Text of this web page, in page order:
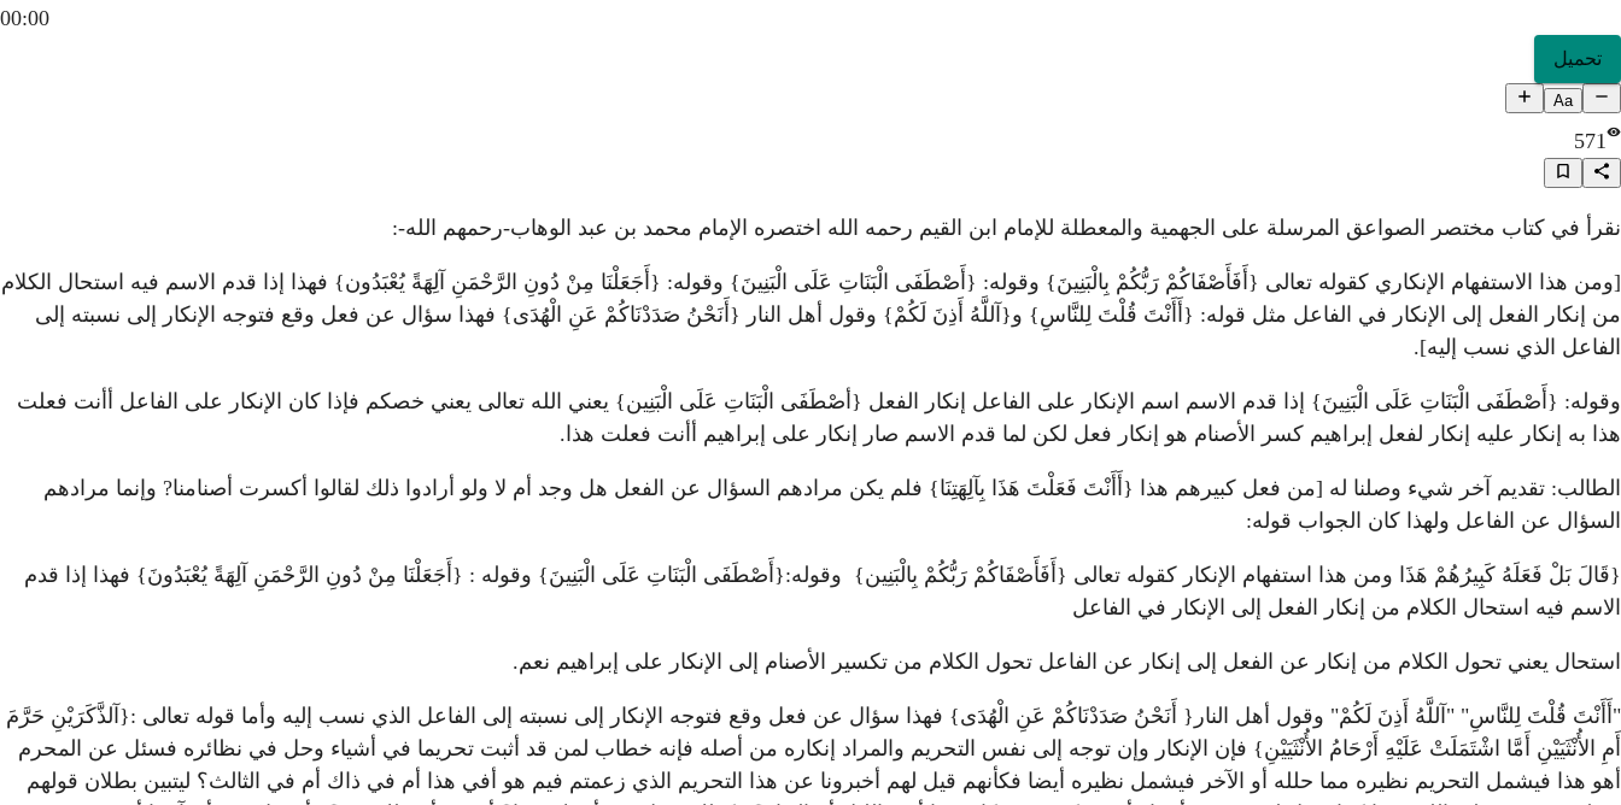
00:00
تحميل
Aa
571
نقرأ في كتاب مختصر الصواعق المرسلة على الجهمية والمعطلة للإمام ابن القيم رحمه الله اختصره الإمام محمد بن عبد الوهاب-رحمهم الله-:
[ومن هذا الاستفهام الإنكاري كقوله تعالى {أَفَأَصْفَاكُمْ رَبُّكُمْ بِالْبَنِينَ} وقوله: {أَصْطَفَى الْبَنَاتِ عَلَى الْبَنِينَ} وقوله: {أَجَعَلْنَا مِنْ دُونِ الرَّحْمَنِ آلِهَةً يُعْبَدُون} فهذا إذا قدم الاسم فيه استحال الكلام
من إنكار الفعل إلى الإنكار في الفاعل مثل قوله: {أَأَنْتَ قُلْتَ لِلنَّاسِ} و{آللَّهُ أَذِنَ لَكُمْ} وقول أهل النار {أَنَحْنُ صَدَدْنَاكُمْ عَنِ الْهُدَى} فهذا سؤال عن فعل وقع فتوجه الإنكار إلى نسبته إلى
الفاعل الذي نسب إليه].
وقوله: {أَصْطَفَى الْبَنَاتِ عَلَى الْبَنِينَ} إذا قدم الاسم اسم الإنكار على الفاعل إنكار الفعل {أصْطَفَى الْبَنَاتِ عَلَى الْبَنِين} يعني الله تعالى يعني خصكم فإذا كان الإنكار على الفاعل أأنت فعلت
هذا به إنكار عليه إنكار لفعل إبراهيم كسر الأصنام هو إنكار فعل لكن لما قدم الاسم صار إنكار على إبراهيم أأنت فعلت هذا.
الطالب: تقديم آخر شيء وصلنا له [من فعل كبيرهم هذا {أَأَنْتَ فَعَلْتَ هَذَا بِآلِهَتِنَا} فلم يكن مرادهم السؤال عن الفعل هل وجد أم لا ولو أرادوا ذلك لقالوا أكسرت أصنامنا? وإنما مرادهم
السؤال عن الفاعل ولهذا كان الجواب قوله:
{قَالَ بَلْ فَعَلَهُ كَبِيرُهُمْ هَذَا ومن هذا استفهام الإنكار كقوله تعالى {أَفَأَصْفَاكُمْ رَبُّكُمْ بِالْبَنِين} وقوله:{أَصْطَفَى الْبَنَاتِ عَلَى الْبَنِينَ} وقوله : {أَجَعَلْنَا مِنْ دُونِ الرَّحْمَنِ آلِهَةً يُعْبَدُونَ} فهذا إذا قدم
الاسم فيه استحال الكلام من إنكار الفعل إلى الإنكار في الفاعل
استحال يعني تحول الكلام من إنكار عن الفعل إلى إنكار عن الفاعل تحول الكلام من تكسير الأصنام إلى الإنكار على إبراهيم نعم.
"أَأَنْتَ قُلْتَ لِلنَّاسِ" "آللَّهُ أَذِنَ لَكُمْ" وقول أهل النار{ أَنَحْنُ صَدَدْنَاكُمْ عَنِ الْهُدَى} فهذا سؤال عن فعل وقع فتوجه الإنكار إلى نسبته إلى الفاعل الذي نسب إليه وأما قوله تعالى :{آلذَّكَرَيْنِ حَرَّمَ
أَمِ الأُنْثَيَيْنِ أَمَّا اشْتَمَلَتْ عَلَيْهِ أَرْحَامُ الأُنْثَيَيْنِ} فإن الإنكار وإن توجه إلى نفس التحريم والمراد إنكاره من أصله فإنه خطاب لمن قد أثبت تحريما في أشياء وحل في نظائره فسئل عن المحرم
أهو هذا فيشمل التحريم نظيره مما حلله أو الآخر فيشمل نظيره أيضا فكأنهم قيل لهم أخبرونا عن هذا التحريم الذي زعمتم فيم هو أفي هذا أم في ذاك أم في الثالث؟ ليتبين بطلان قولهم